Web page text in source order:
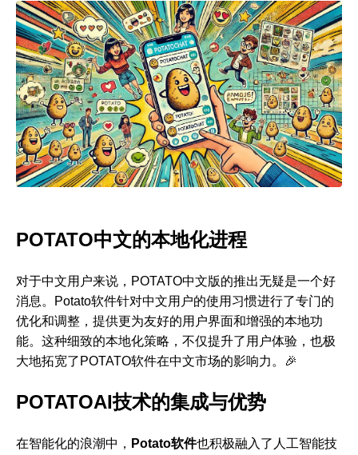
POTATO中文的本地化进程
对于中文用户来说，POTATO中文版的推出无疑是一个好
消息。Potato软件针对中文用户的使用习惯进行了专门的
优化和调整，提供更为友好的用户界面和增强的本地功
能。这种细致的本地化策略，不仅提升了用户体验，也极
大地拓宽了POTATO软件在中文市场的影响力。🎉
POTATOAI技术的集成与优势
在智能化的浪潮中， Potato软件也积极融入了人工智能技